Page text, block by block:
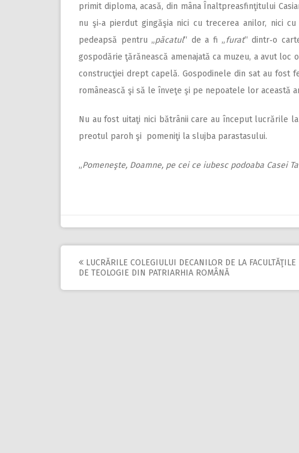
primit diploma, acasă, din mâna Înaltpreasfinţitului
nu şi‑a pierdut gingăşia nici cu trecerea anilor, nici
pedeapsă pentru „păcatul“ de a fi „furat“ dintr‑o
gospodărie ţărănească amenajată ca muzeu, a avut
construcţiei drept capelă. Gospodinele din sat au fost
românească şi să le înveţe şi pe nepoatele lor această
Nu au fost uitaţi nici bătrânii care au început lucrările
preotul paroh şi pomeniţi la slujba pa­rastasului.
„Pomeneşte, Doamne, pe cei ce iubesc podoaba Casei
Post
navigation
LUCRĂRILE COLEGIULUI DECANILOR DE LA FACULTĂŢILE
DE TEOLOGIE DIN PATRIARHIA ROMÂNĂ